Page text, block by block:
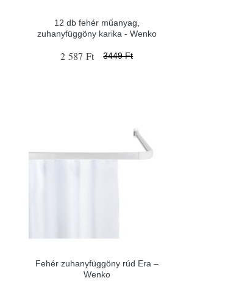
12 db fehér műanyag,
zuhanyfüggöny karika - Wenko
2 587 Ft 3449 Ft
Fehér zuhanyfüggöny rúd Era –
Wenko